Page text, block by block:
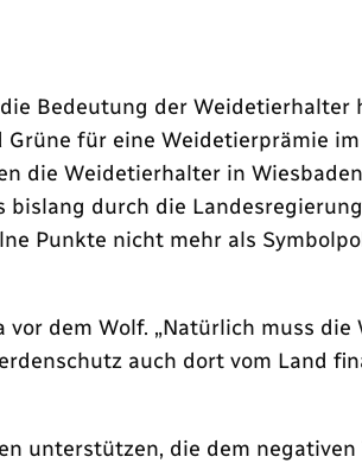
Bedeutung der
für eine Weidetierprämie
die Weidetierhalter in
durch die
Punkte nicht mehr als
dem Wolf. „Natürlich muss
auch dort vom Land
unterstützen, die dem